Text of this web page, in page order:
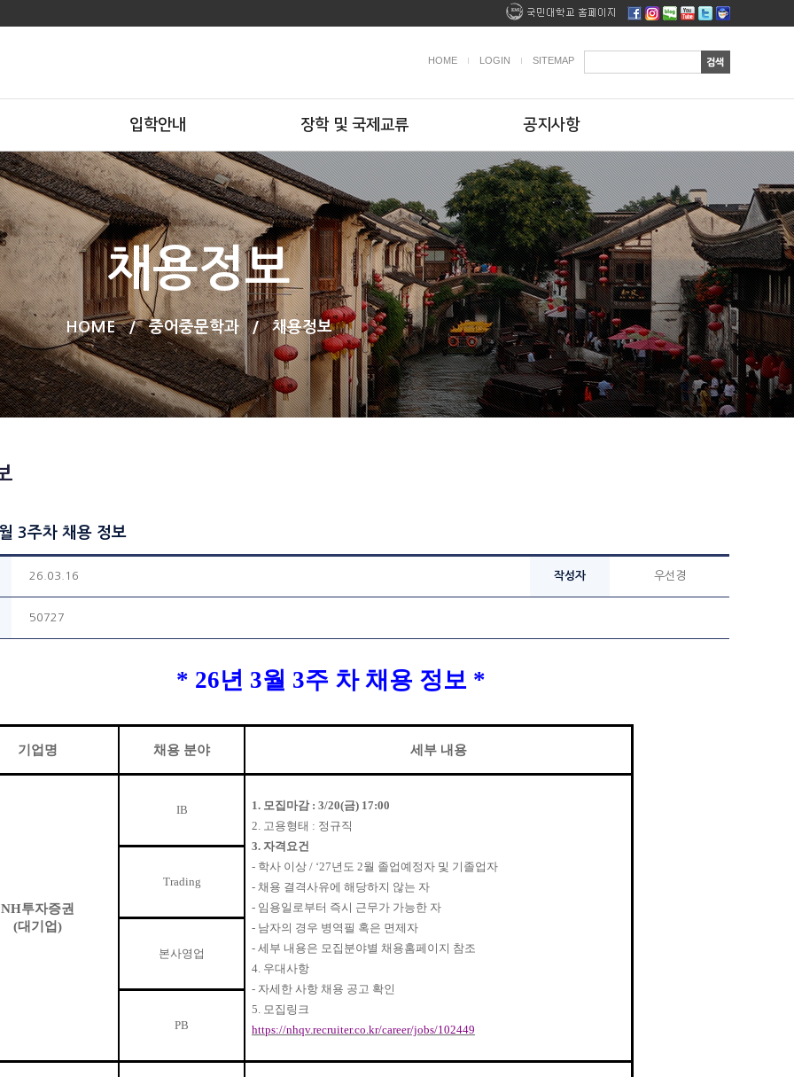
HOME LOGIN SITEMAP
입학안내 장학 및 국제교류 공지사항
채용정보
HOME / 중어중문학과 / 채용정보
3주차 채용 정보
26.03.16 작성자 우선경
50727
* 26년 3월 3주 차 채용 정보 *
기업명 채용 분야 세부 내용
NH투자증권
(대기업)
IB 1. 모집마감 : 3/20(금) 17:00
2. 고용형태 : 정규직
3. 자격요건
- 학사 이상 / ‘27년도 2월 졸업예정자 및 기졸업자
- 채용 결격사유에 해당하지 않는 자
- 임용일로부터 즉시 근무가 가능한 자
- 남자의 경우 병역필 혹은 면제자
- 세부 내용은 모집분야별 채용홈페이지 참조
4. 우대사항
- 자세한 사항 채용 공고 확인
5. 모집링크
https://nhqv.recruiter.co.kr/career/jobs/102449
Trading
본사영업
PB